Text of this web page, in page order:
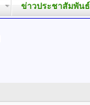
ข่าวประชาสัมพันธ์